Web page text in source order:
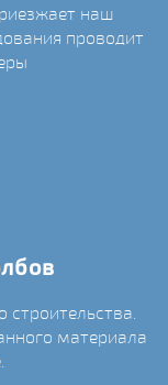
наш
проводит
строительства.
материала